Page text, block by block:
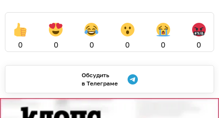
0 0 0 0 0 0
Обсудить
в Телеграме